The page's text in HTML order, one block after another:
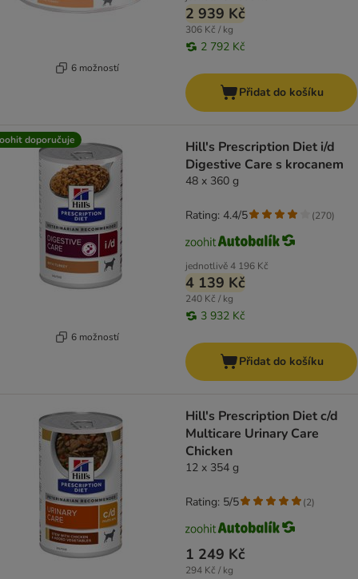
6 možností
2 939 Kč
306 Kč / kg
2 792 Kč
Přidat do košíku
doporučuje
6 možností
Hill's Prescription Diet i/d
Digestive Care s krocanem
48 x 360 g
jednotlivě4 196 Kč
4 139 Kč
240 Kč / kg
3 932 Kč
Rating: 4.4/5 (270)
Přidat do košíku
Hill's Prescription Diet c/d
Multicare Urinary Care
Chicken
12 x 354 g
1 249 Kč
294 Kč / kg
Rating: 5/5 (2)